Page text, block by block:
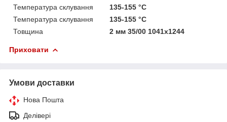
Температура склування
135-155 °C
Температура склування
135-155 °C
Товщина
2 мм 35/00 1041х1244
Приховати
Умови доставки
Нова Пошта
Делівері